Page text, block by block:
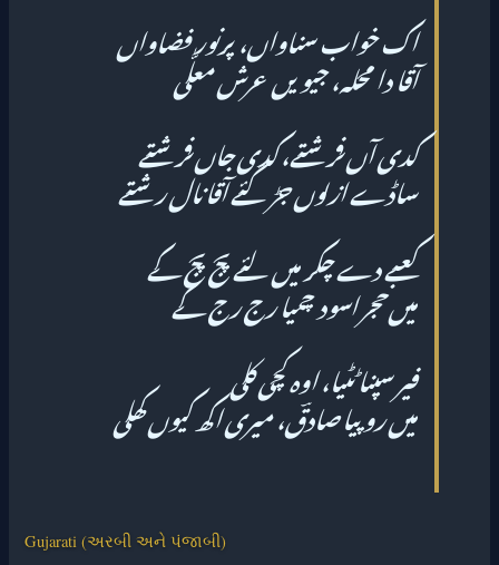
اک خواب سناواں، پرنور فضاواں
آقا دا محلہ، جیویں عرش معلّٰی
کدی آں فرشتے، کدی جاں فرشتے
ساڈے ازلوں جڑ گئے آقا نال رشتے
کعبے دے چکر میں لئے پج پج کے
میں حجر اسود چمیا رج رج کے
فیر سپنا ٹٹیا، اوہ کچی کلی
میں رو پیا صادقؔ، میری اکھ کیوں کھلی
Gujarati (અરબી અને પંજાબી)